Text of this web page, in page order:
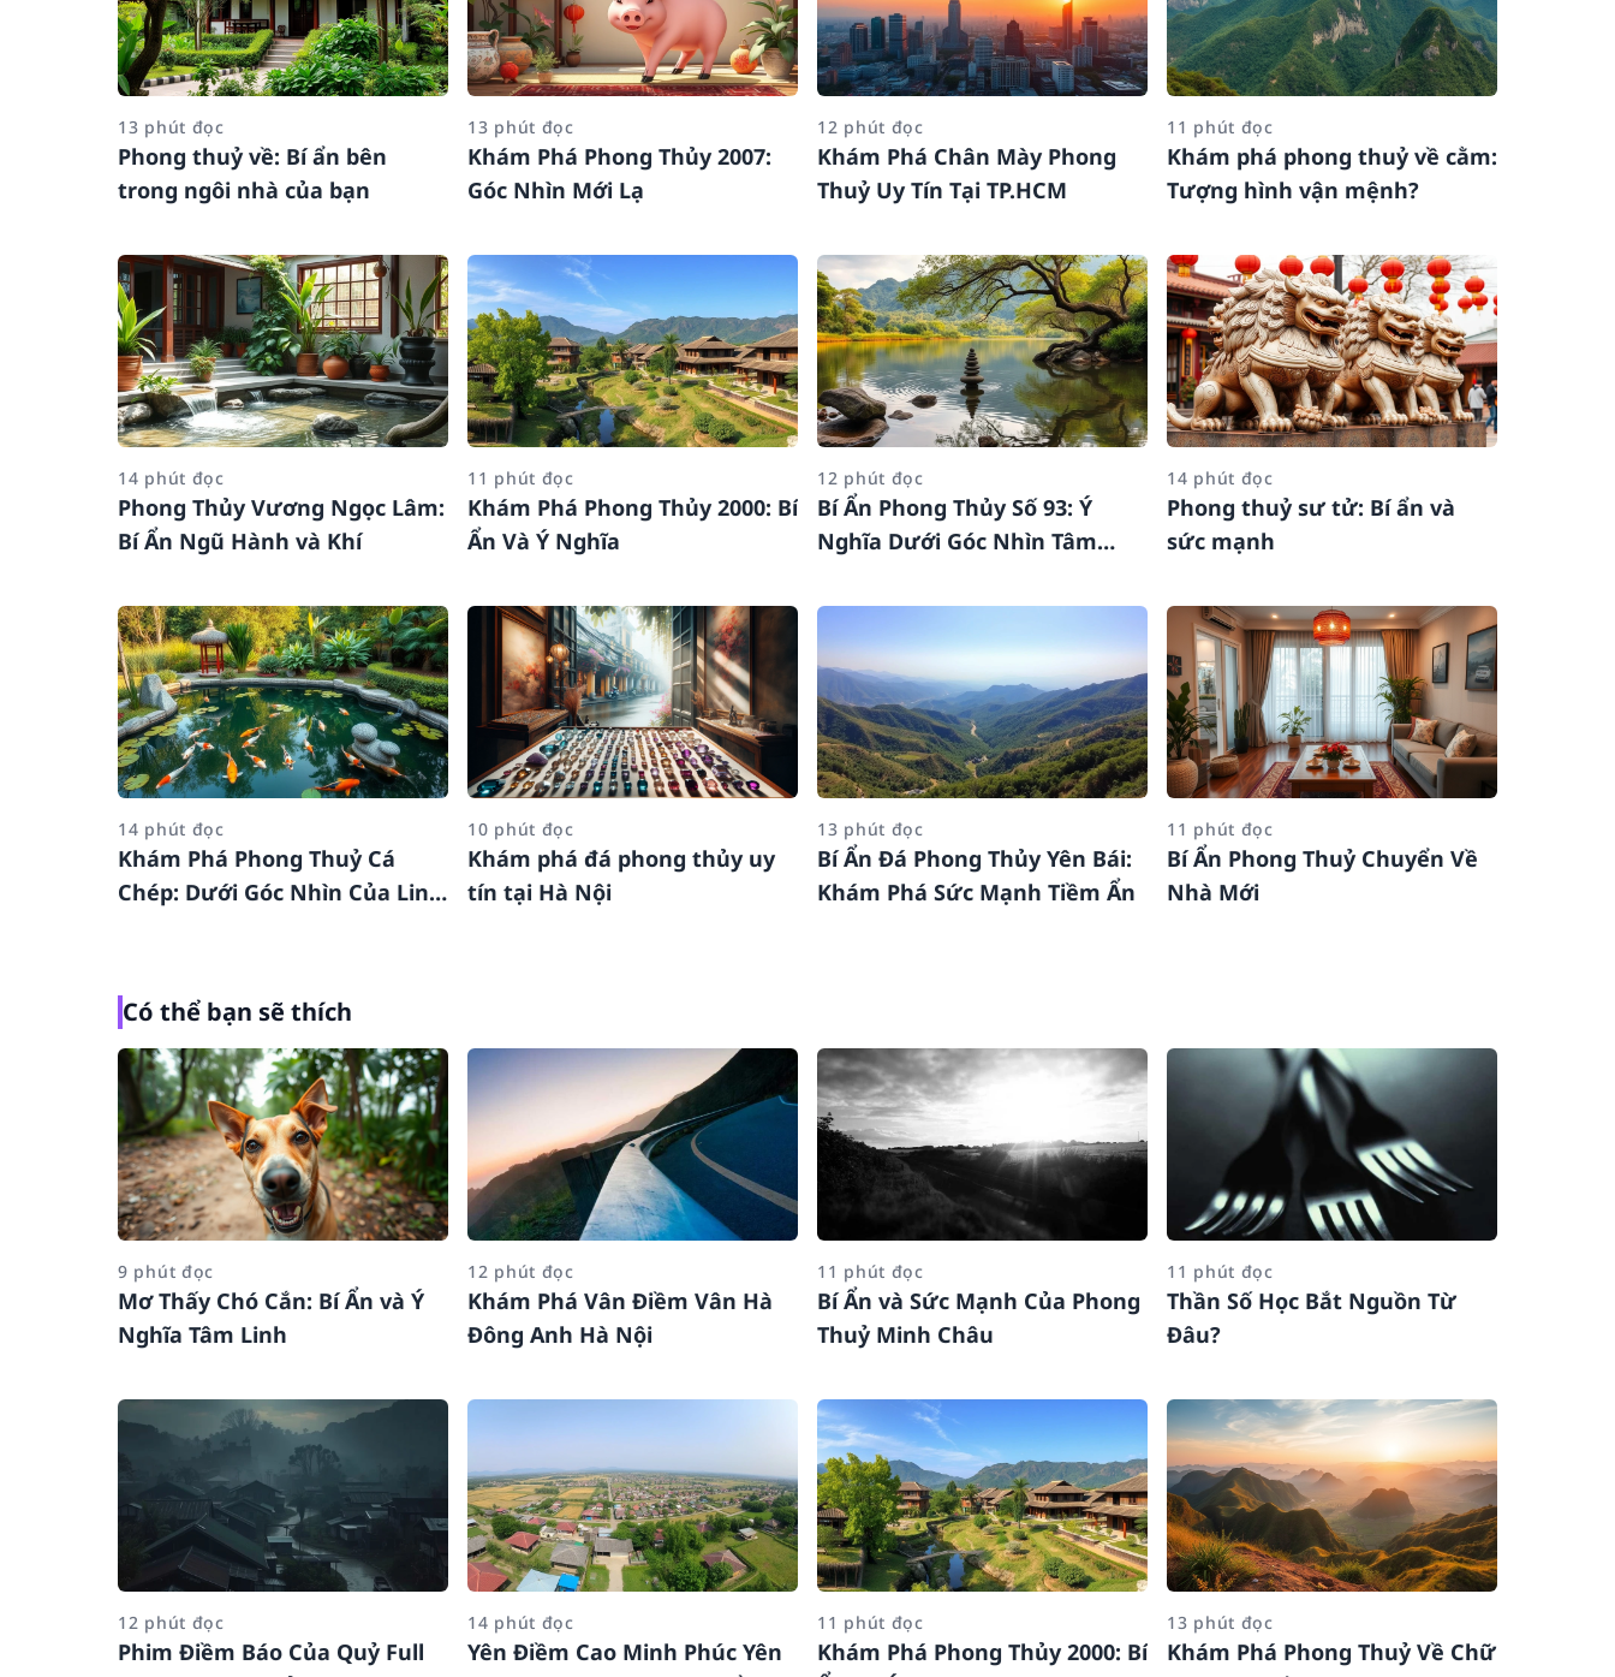
13 phút đọc
Phong thuỷ về: Bí ẩn bên
trong ngôi nhà của bạn
13 phút đọc
Khám Phá Phong Thủy 2007:
Góc Nhìn Mới Lạ
12 phút đọc
Khám Phá Chân Mày Phong
Thuỷ Uy Tín Tại TP.HCM
11 phút đọc
Khám phá phong thuỷ về cằm:
Tượng hình vận mệnh?
14 phút đọc
Phong Thủy Vương Ngọc Lâm:
Bí Ẩn Ngũ Hành và Khí
11 phút đọc
Khám Phá Phong Thủy 2000: Bí
Ẩn Và Ý Nghĩa
12 phút đọc
Bí Ẩn Phong Thủy Số 93: Ý
Nghĩa Dưới Góc Nhìn Tâm
14 phút đọc
Phong thuỷ sư tử: Bí ẩn và
sức mạnh
14 phút đọc
Khám Phá Phong Thuỷ Cá
Chép: Dưới Góc Nhìn Của Linh
10 phút đọc
Khám phá đá phong thủy uy
tín tại Hà Nội
13 phút đọc
Bí Ẩn Đá Phong Thủy Yên Bái:
Khám Phá Sức Mạnh Tiềm Ẩn
11 phút đọc
Bí Ẩn Phong Thuỷ Chuyển Về
Nhà Mới
Có thể bạn sẽ thích
9 phút đọc
Mơ Thấy Chó Cắn: Bí Ẩn và Ý
Nghĩa Tâm Linh
12 phút đọc
Khám Phá Vân Điềm Vân Hà
Đông Anh Hà Nội
11 phút đọc
Bí Ẩn và Sức Mạnh Của Phong
Thuỷ Minh Châu
11 phút đọc
Thần Số Học Bắt Nguồn Từ
Đâu?
12 phút đọc
Phim Điềm Báo Của Quỷ Full
14 phút đọc
Yên Điềm Cao Minh Phúc Yên
11 phút đọc
Khám Phá Phong Thủy 2000: Bí
13 phút đọc
Khám Phá Phong Thuỷ Về Chữ